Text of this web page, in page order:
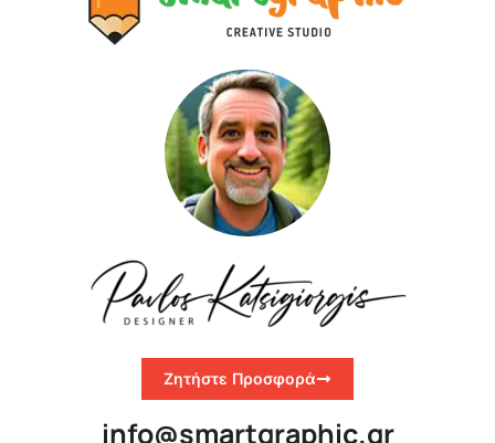
Ζητήστε Προσφορά
info@smartgraphic.gr